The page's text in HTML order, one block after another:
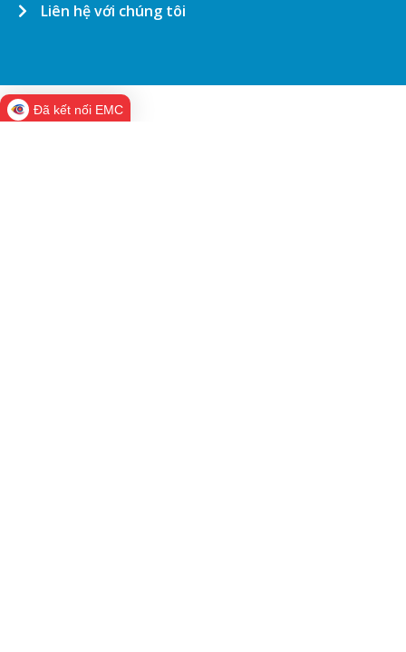
Liên hệ với chúng tôi
Đã kết nối EMC